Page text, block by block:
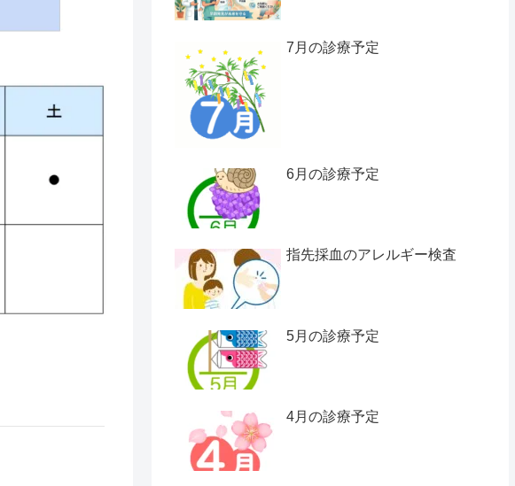
7月の診療予定
6月の診療予定
指先採血のアレルギー検査
5月の診療予定
4月の診療予定